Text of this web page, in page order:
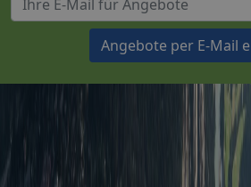
Angebote per E-Mail